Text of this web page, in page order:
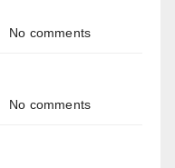
No comments
No comments